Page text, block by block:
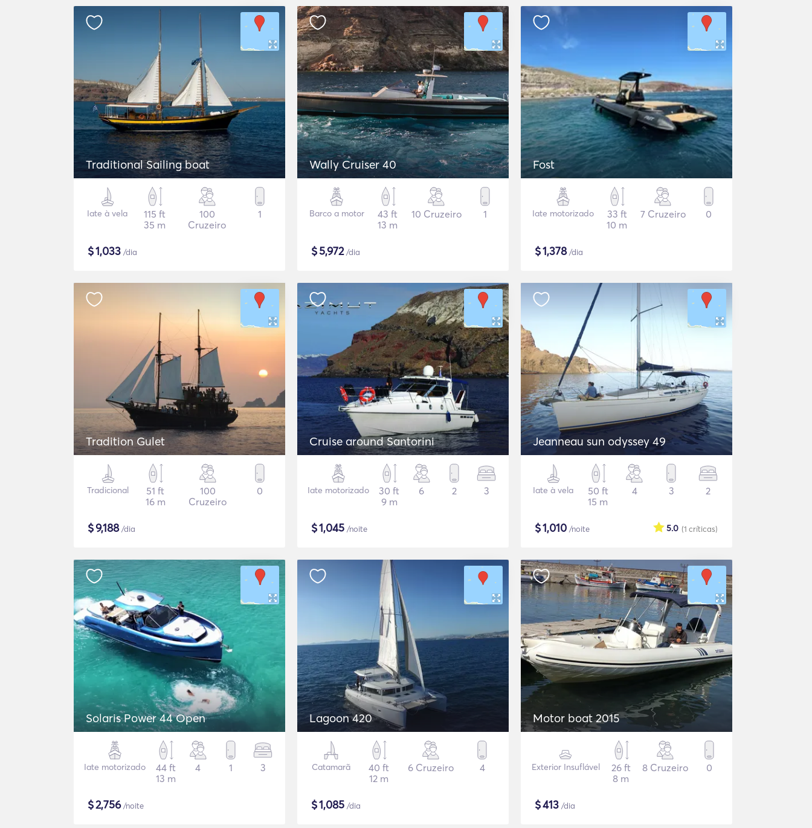
Traditional Sailing boat
Iate à vela
115 ft
35 m
100
Cruzeiro
1
$1,033 /dia
Wally Cruiser 40
Barco a motor
43 ft
13 m
10 Cruzeiro 1
$5,972/dia
Fost
Iate motorizado
33 ft
10 m
7 Cruzeiro 0
$1,378/dia
Tradition Gulet
Tradicional
51 ft
16 m
100
Cruzeiro
0
$9,188/dia
Cruise around Santorini
Iate motorizado
30 ft
9 m
6 2 3
$1,045 /noite
Jeanneau sun odyssey 49
Iate à vela
50 ft
15 m
4 3 2
$1,010 /noite (1 críticas)
5.0
Solaris Power 44 Open
Iate motorizado
44 ft
13 m
4 1 3
$2,756/noite
Lagoon 420
Catamarã
40 ft
12 m
6 Cruzeiro 4
$1,085 /dia
Motor boat 2015
Exterior Insuflável
26 ft
8 m
8 Cruzeiro 0
$413 /dia